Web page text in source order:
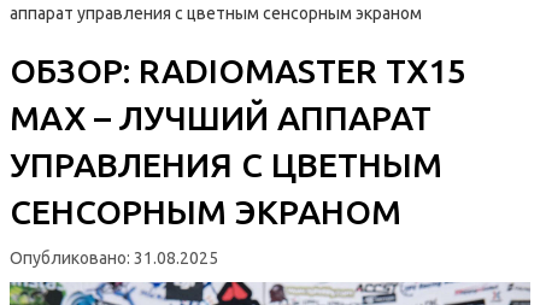
аппарат управления с цветным сенсорным экраном
ОБЗОР: RADIOMASTER TX15
MAX – ЛУЧШИЙ АППАРАТ
УПРАВЛЕНИЯ С ЦВЕТНЫМ
СЕНСОРНЫМ ЭКРАНОМ
Опубликовано: 31.08.2025